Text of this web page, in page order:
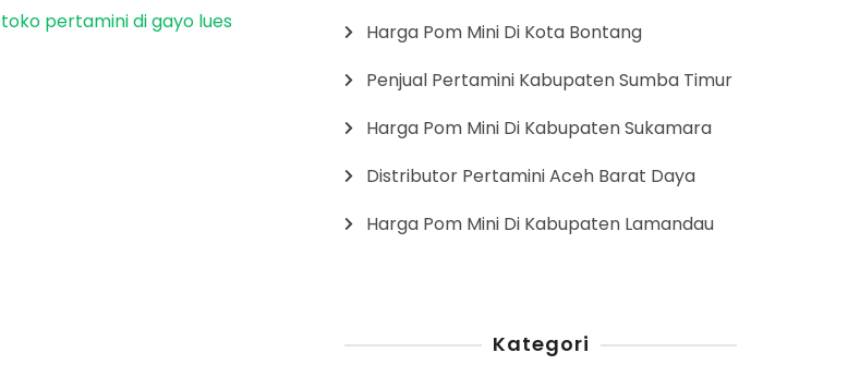
toko pertamini di gayo lues
Harga Pom Mini Di Kota Bontang
Penjual Pertamini Kabupaten Sumba Timur
Harga Pom Mini Di Kabupaten Sukamara
Distributor Pertamini Aceh Barat Daya
Harga Pom Mini Di Kabupaten Lamandau
Kategori